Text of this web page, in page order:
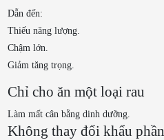
Dẫn đến:
Thiếu năng lượng.
Chậm lớn.
Giảm tăng trọng.
Chỉ cho ăn một loại rau
Làm mất cân bằng dinh dưỡng.
Không thay đổi khẩu phần